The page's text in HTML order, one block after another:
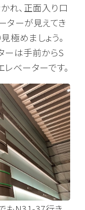
れ、正面入り口
ターが見えてき
極めましょう。
ーは手前からS
ベーターです。